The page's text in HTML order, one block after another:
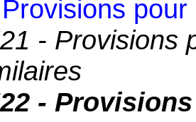
- Provisions
-